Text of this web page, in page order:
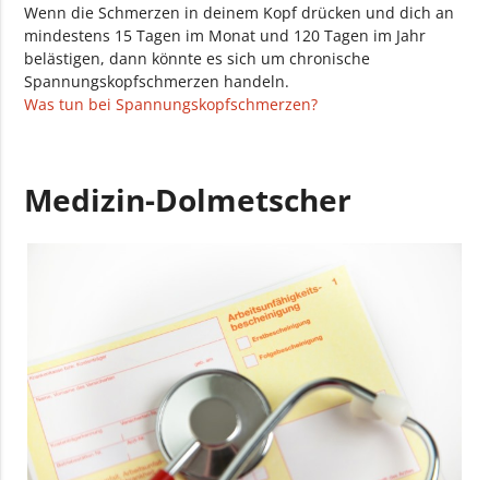
Wenn die Schmerzen in deinem Kopf drücken und dich an
mindestens 15 Tagen im Monat und 120 Tagen im Jahr
belästigen, dann könnte es sich um chronische
Spannungskopfschmerzen handeln.
Was tun bei Spannungskopfschmerzen?
Medizin-Dolmetscher